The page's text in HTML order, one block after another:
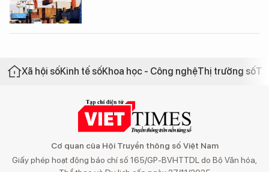
Xã hội sốKinh tế sốKhoa học - Công nghệThị trường số
Cơ quan của Hội Truyền thông số Việt Nam
Giấy phép hoạt động báo chí số 165/GP-BVHTTDL do Bộ Văn hóa,